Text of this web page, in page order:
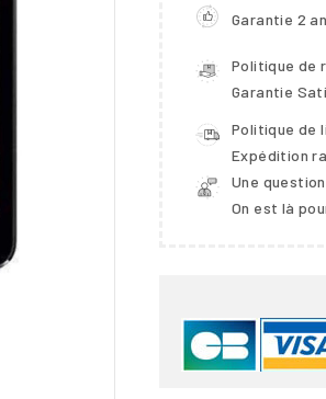
Garantie 2
Politique de
Garantie
Politique de
Expédition
Une
On est là